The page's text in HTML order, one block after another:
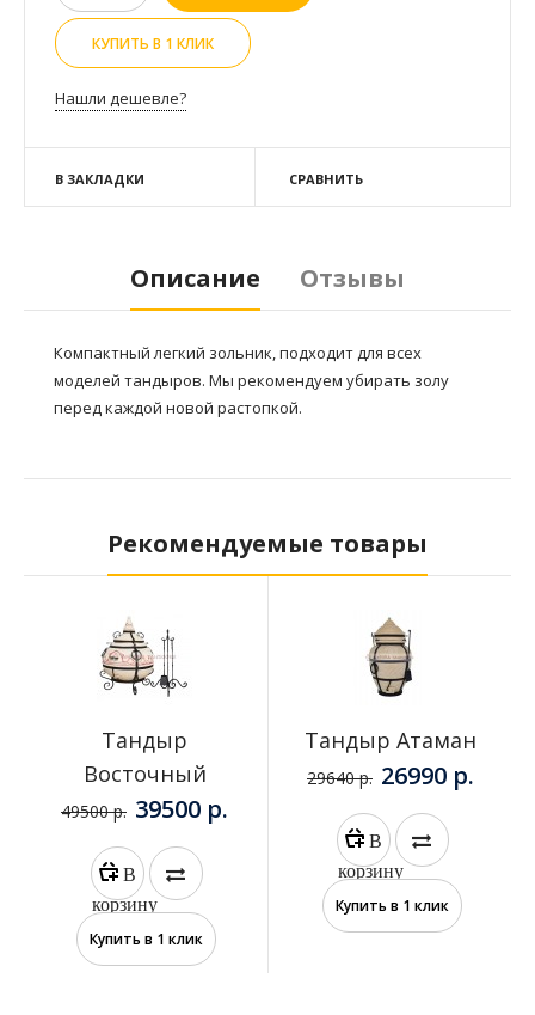
КУПИТЬ В 1 КЛИК
Нашли дешевле?
В ЗАКЛАДКИ СРАВНИТЬ
Описание Отзывы
Компактный легкий зольник, подходит для всех
моделей тандыров. Мы рекомендуем убирать золу
перед каждой новой растопкой.
Рекомендуемые товары
Тандыр
Восточный
49500 р. 39500 р.
В
корзину
Купить в 1 клик
Тандыр Атаман
29640 р. 26990 р.
В
корзину
Купить в 1 клик